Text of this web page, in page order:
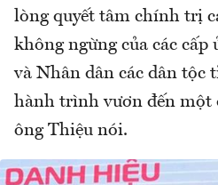
lòng quyết tâm chính trị
không ngừng của các cấp
và Nhân dân các dân tộc
hành trình vươn đến một
ông Thiệu nói.